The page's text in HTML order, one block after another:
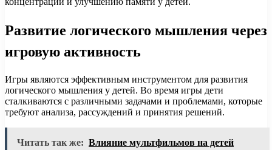
Развитие логического мышления через
игровую активность
Игры являются эффективным инструментом для развития
логического мышления у детей. Во время игры дети
сталкиваются с различными задачами и проблемами, которые
требуют анализа, рассуждений и принятия решений.
Читать так же: Влияние мультфильмов на детей